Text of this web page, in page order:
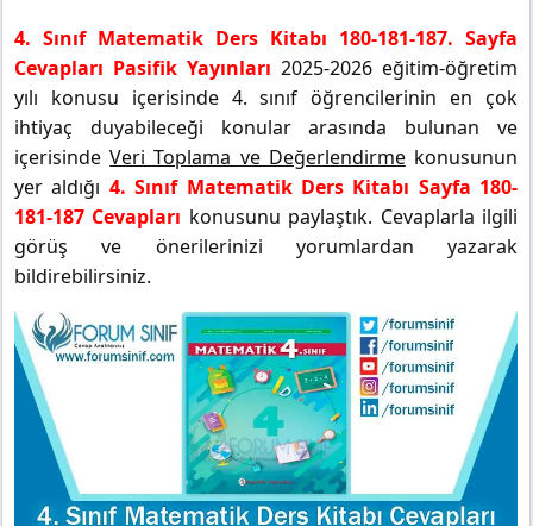
4. Sınıf Matematik Ders Kitabı 180-181-187. Sayfa
Cevapları Pasifik Yayınları 2025-2026 eğitim-öğretim
yılı konusu içerisinde 4. sınıf öğrencilerinin en çok
ihtiyaç duyabileceği konular arasında bulunan ve
içerisindeVeri Toplama ve Değerlendirmekonusunun
yer aldığı 4. Sınıf Matematik Ders Kitabı Sayfa 180-
181-187 Cevapları konusunu paylaştık. Cevaplarla ilgili
görüş ve önerilerinizi yorumlardan yazarak
bildirebilirsiniz.